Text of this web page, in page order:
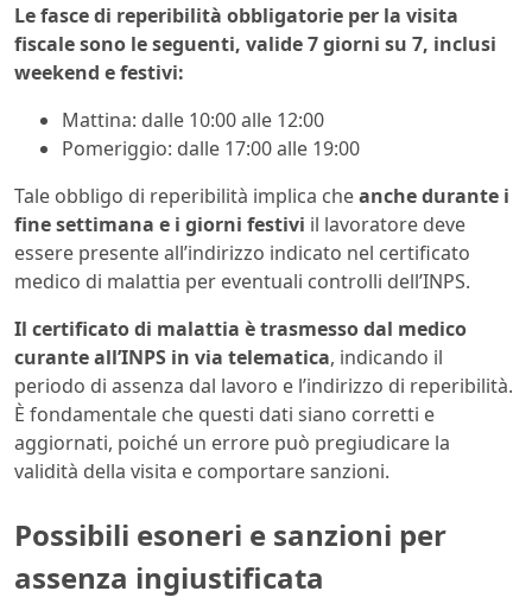
Le fasce di reperibilità obbligatorie per la visita
fiscale sono le seguenti, valide 7 giorni su 7, inclusi
weekend e festivi:
Mattina: dalle 10:00 alle 12:00
Pomeriggio: dalle 17:00 alle 19:00
Tale obbligo di reperibilità implica cheanchedurante i
fine settimana e i giorni festivi il lavoratore deve
essere presente all’indirizzo indicato nel certificato
medico di malattia per eventuali controlli dell’INPS.
Il certificato di malattia è trasmesso dal medico
curante all’INPS in via telematica, indicando il
periodo di assenza dal lavoro e l’indirizzo di reperibilità.
È fondamentale che questi dati siano corretti e
aggiornati, poiché un errore può pregiudicare la
validità della visita e comportare sanzioni.
Possibili esoneri e sanzioni per
assenza ingiustificata